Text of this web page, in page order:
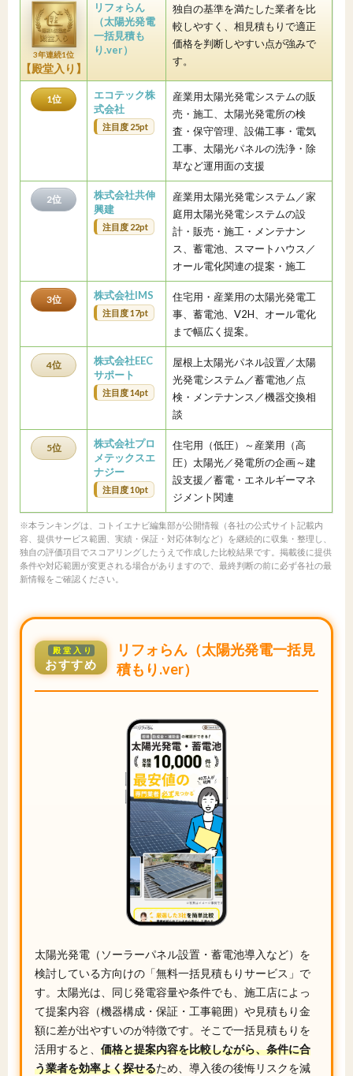
3年連続1位
【殿堂入り】
リフォらん
（太陽光発電
一括見積も
り.ver）
独自の基準を満たした業者を比
較しやすく、相見積もりで適正
価格を判断しやすい点が強みで
す。
1位
エコテック株
式会社
注目度 25pt
産業用太陽光発電システムの販
売・施工、太陽光発電所の検
査・保守管理、設備工事・電気
工事、太陽光パネルの洗浄・除
草など運用面の支援
2位
株式会社共伸
興建
注目度 22pt
産業用太陽光発電システム／家
庭用太陽光発電システムの設
計・販売・施工・メンテナン
ス、蓄電池、スマートハウス／
オール電化関連の提案・施工
3位 株式会社IMS
注目度 17pt
住宅用・産業用の太陽光発電工
事、蓄電池、V2H、オール電化
まで幅広く提案。
4位
株式会社EEC
サポート
注目度 14pt
屋根上太陽光パネル設置／太陽
光発電システム／蓄電池／点
検・メンテナンス／機器交換相
談
5位
株式会社プロ
メテックスエ
ナジー
注目度 10pt
住宅用（低圧）～産業用（高
圧）太陽光／発電所の企画～建
設支援／蓄電・エネルギーマネ
ジメント関連
※本ランキングは、コトイエナビ編集部が公開情報（各社の公式サイト記載内
容、提供サービス範囲、実績・保証・対応体制など）を継続的に収集・整理し、
独自の評価項目でスコアリングしたうえで作成した比較結果です。掲載後に提供
条件や対応範囲が変更される場合がありますので、最終判断の前に必ず各社の最
新情報をご確認ください。
殿堂入り
おすすめ
リフォらん（太陽光発電一括見
積もり.ver）
太陽光発電（ソーラーパネル設置・蓄電池導入など）を
検討している方向けの「無料一括見積もりサービス」で
す。太陽光は、同じ発電容量や条件でも、施工店によっ
て提案内容（機器構成・保証・工事範囲）や見積もり金
額に差が出やすいのが特徴です。そこで一括見積もりを
活用すると、 価格と提案内容を比較しながら、条件に合
う業者を効率よく探せるため、導入後の後悔リスクを減